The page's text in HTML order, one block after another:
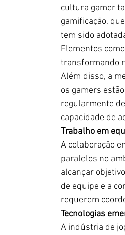
cultura gamer
gamificação,
tem sido
Elementos
transformando
Além disso, a
os gamers
regularmente
capacidade de
Trabalho em
A colaboração
paralelos no
alcançar
de equipe e a
requerem
Tecnologias
A indústria de